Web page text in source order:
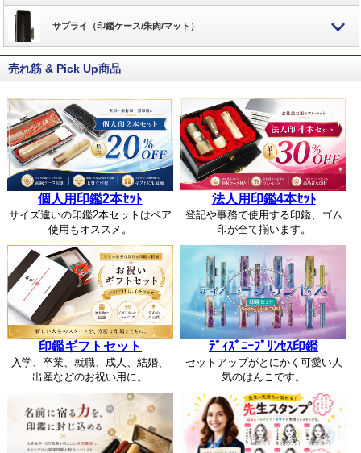
サプライ（印鑑ケース/朱肉/マット）
売れ筋 & Pick Up商品
個人用印鑑2本ｾｯﾄ
サイズ違いの印鑑2本セットはペア
使用もオススメ。
法人用印鑑4本ｾｯﾄ
登記や事務で使用する印鑑、ゴム
印が全て揃います。
印鑑ギフトセット
入学、卒業、就職、成人、結婚、
出産などのお祝い用に。
ﾃﾞｨｽﾞﾆｰﾌﾟﾘﾝｾｽ印鑑
セットアップがとにかく可愛い人
気のはんこです。